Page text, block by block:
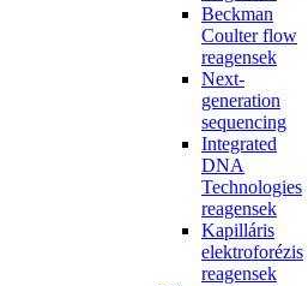
Beckman
Coulter flow
reagensek
Next-
generation
sequencing
Integrated
DNA
Technologies
reagensek
Kapilláris
elektroforézis
reagensek